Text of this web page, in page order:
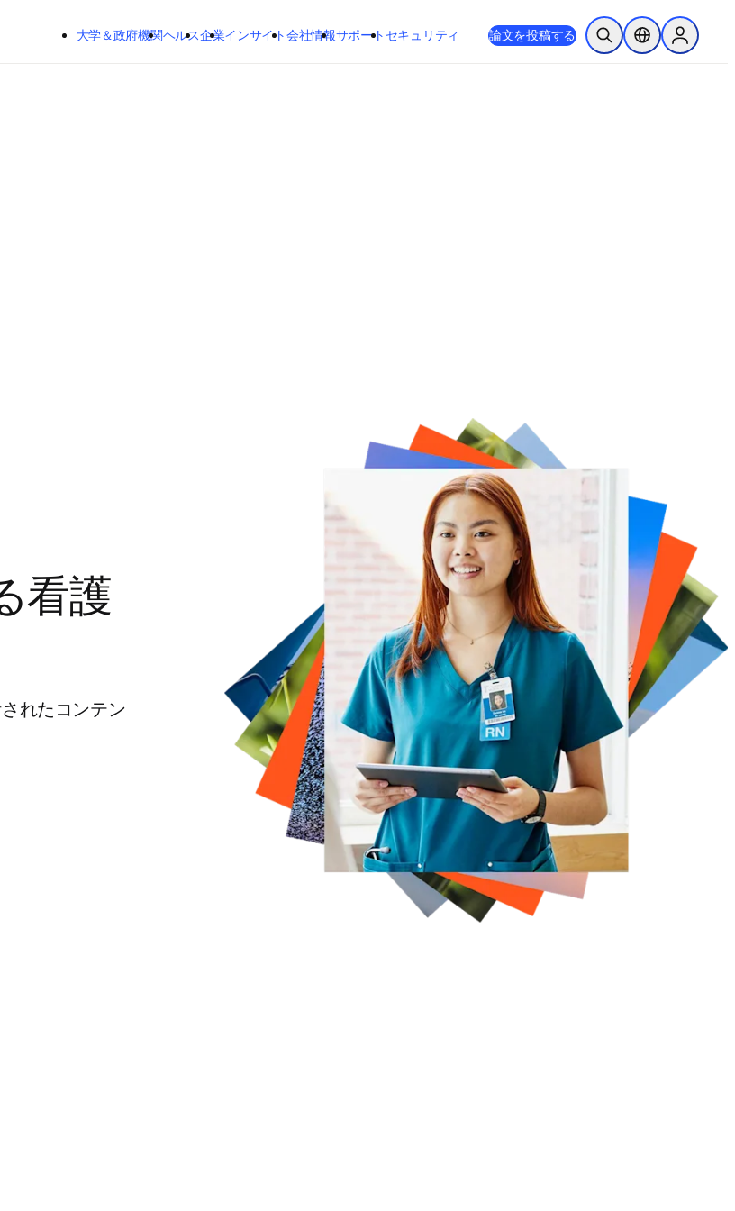
メインのコンテンツにスキップする
大学＆政府機関ヘルス企業インサイト会社情報サポート 新しいタブ／ウィンドウで開く
opens in new tab/window
セキュリティ 論文を投稿する 検索を開くロケーションセ
Sign in to
看護
れたコンテン